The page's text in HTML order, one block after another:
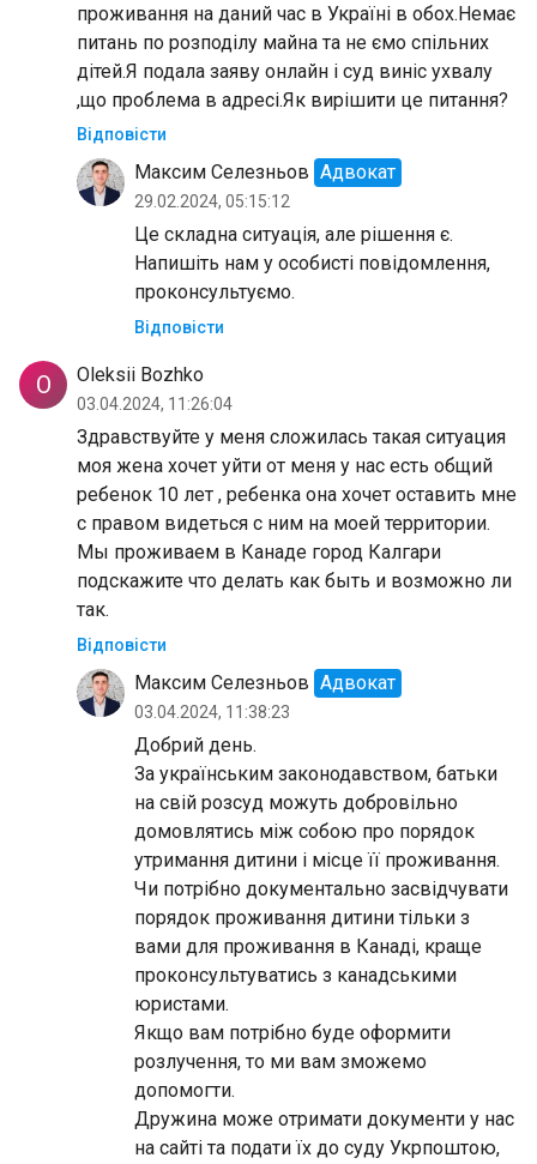
проживання на даний час в Україні в обох.Немає
питань по розподілу майна та не ємо спільних
дітей.Я подала заяву онлайн і суд виніс ухвалу
,що проблема в адресі.Як вирішити це питання?
Відповісти
Максим Селезньов Адвокат
29.02.2024, 05:15:12
Це складна ситуація, але рішення є.
Напишіть нам у особисті повідомлення,
проконсультуємо.
Відповісти
O Oleksii Bozhko
03.04.2024, 11:26:04
Здравствуйте у меня сложилась такая ситуация
моя жена хочет уйти от меня у нас есть общий
ребенок 10 лет , ребенка она хочет оставить мне
с правом видеться с ним на моей территории.
Мы проживаем в Канаде город Калгари
подскажите что делать как быть и возможно ли
так.
Відповісти
Максим Селезньов Адвокат
03.04.2024, 11:38:23
Добрий день.
За українським законодавством, батьки
на свій розсуд можуть добровільно
домовлятись між собою про порядок
утримання дитини і місце її проживання.
Чи потрібно документально засвідчувати
порядок проживання дитини тільки з
вами для проживання в Канаді, краще
проконсультуватись з канадськими
юристами.
Якщо вам потрібно буде оформити
розлучення, то ми вам зможемо
допомогти.
Дружина може отримати документи у нас
на сайті та подати їх до суду Укрпоштою,